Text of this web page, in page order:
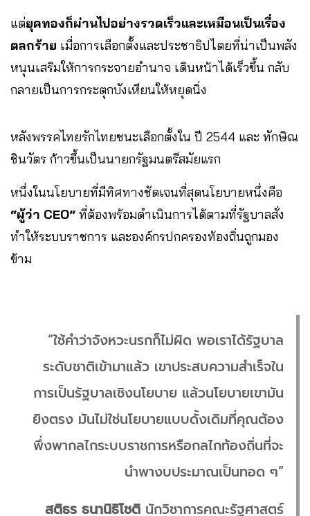
แต่ยุคทองก็ผ่านไปอย่างรวดเร็วและเหมือนเป็นเรื่อง
ตลกร้าย เมื่อการเลือกตั้งและประชาธิปไตยที่น่าเป็นพลัง
หนุนเสริมให้การกระจายอำนาจ เดินหน้าได้เร็วขึ้น กลับ
กลายเป็นการกระตุกบังเหียนให้หยุดนิ่ง
หลังพรรคไทยรักไทยชนะเลือกตั้งใน ปี 2544 และ ทักษิณ
ชินวัตร ก้าวขึ้นเป็นนายกรัฐมนตรีสมัยแรก
หนึ่งในนโยบายที่มีทิศทางชัดเจนที่สุดนโยบายหนึ่งคือ
“ผู้ว่า CEO” ที่ต้องพร้อมดำเนินการได้ตามที่รัฐบาลสั่ง
ทำให้ระบบราชการ และองค์กรปกครองท้องถิ่นถูกมอง
ข้าม
“ใช้คำว่าจังหวะนรกก็ไม่ผิด พอเราได้รัฐบาล
ระดับชาติเข้ามาแล้ว เขาประสบความสำเร็จใน
การเป็นรัฐบาลเชิงนโยบาย แล้วนโยบายเขามัน
ยิงตรง มันไม่ใช่นโยบายแบบดั้งเดิมที่คุณต้อง
พึ่งพากลไกระบบราชการหรือกลไกท้องถิ่นที่จะ
นำพางบประมาณเป็นทอด ๆ”
สติธร ธนานิธิโชติ นักวิชาการคณะรัฐศาสตร์